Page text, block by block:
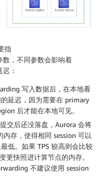
指
数，不同参数会影响着
：
写入数据后，在本地看
延迟，因为需要在 primary
后才能在本地可见。
交后还没落盘，Aurora 会将
存，使得相同 session 可以
低。如果 TPS 较高则会比较
更快照进计算节点的内存。
不建议使用 session